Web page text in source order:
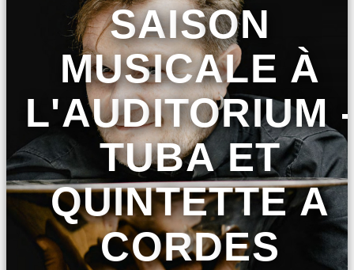
SAISON
MUSICALE À
L'AUDITORIUM -
TUBA ET
QUINTETTE A
CORDES